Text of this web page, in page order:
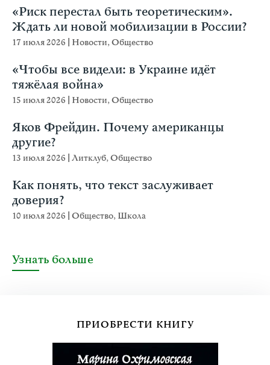
«Риск перестал быть теоретическим».
Ждать ли новой мобилизации в России?
17 июля 2026 Новости,Общество
«Чтобы все видели: в Украине идёт
тяжёлая война»
15 июля 2026 Новости,Общество
Яков Фрейдин. Почему американцы
другие?
13 июля 2026 Литклуб,Общество
Как понять, что текст заслуживает
доверия?
10 июля 2026 Общество, Школа
Узнать больше
ПРИОБРЕСТИ КНИГУ